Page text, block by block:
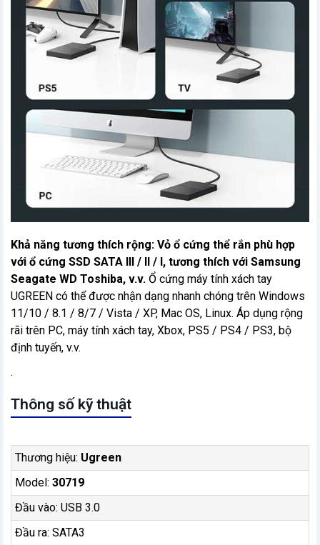
Khả năng tương thích rộng: Vỏ ổ cứng thể rắn phù hợp
với ổ cứng SSD SATA III / II / I, tương thích với Samsung
Seagate WD Toshiba, v.v. Ổ cứng máy tính xách tay
UGREEN có thể được nhận dạng nhanh chóng trên Windows
11/10 / 8.1 / 8/7 / Vista / XP, Mac OS, Linux. Áp dụng rộng
rãi trên PC, máy tính xách tay, Xbox, PS5 / PS4 / PS3, bộ
định tuyến, v.v.
.
Thông số kỹ thuật
Thương hiệu: Ugreen
Model: 30719
Đầu vào: USB 3.0
Đầu ra: SATA3